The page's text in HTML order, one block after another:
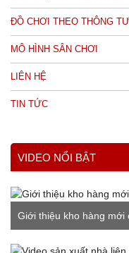
ĐỒ CHƠI THEO THÔNG
MÔ HÌNH SÂN CHƠI
LIÊN HỆ
TIN TỨC
VIDEO NỔI BẬT
Giới thiệu kho hàng mới